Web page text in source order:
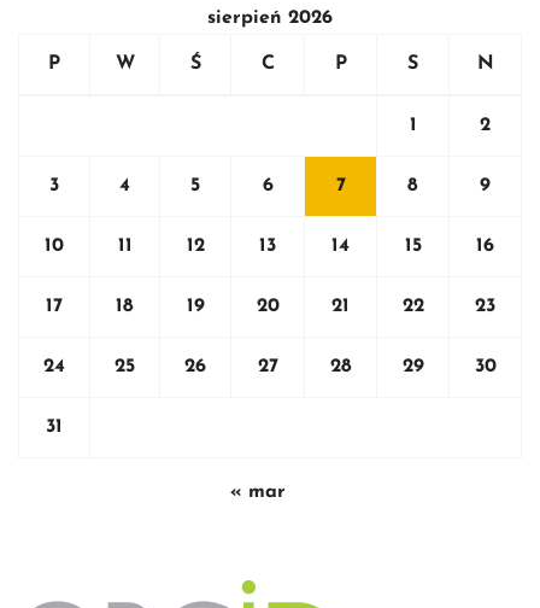
sierpień 2026
P W Ś C P S N
1 2
3 4 5 6 7 8 9
10 11 12 13 14 15 16
17 18 19 20 21 22 23
24 25 26 27 28 29 30
31
« mar